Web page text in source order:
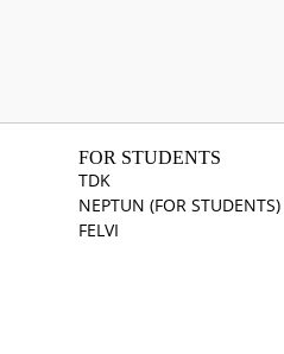
FOR STUDENTS
TDK
NEPTUN (FOR STUDENTS)
FELVI